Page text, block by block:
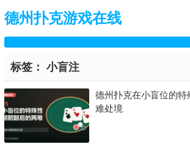
德州扑克游戏在线
标签： 小盲注
德州扑克在小盲位的
难处境